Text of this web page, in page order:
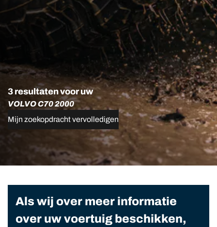
3 resultaten voor uw
VOLVO C70 2000
Mijn zoekopdracht vervolledigen
Als wij over meer informatie
over uw voertuig beschikken,